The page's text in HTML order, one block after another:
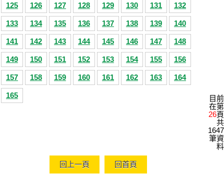
125 126 127 128 129 130 131 132
133 134 135 136 137 138 139 140
141 142 143 144 145 146 147 148
149 150 151 152 153 154 155 156
157 158 159 160 161 162 163 164
165
目前
在第
26頁
共
1647
筆資
料
回上一頁 回首頁